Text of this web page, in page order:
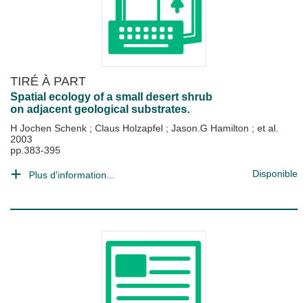
TIRÉ À PART
Spatial ecology of a small desert shrub
on adjacent geological substrates.
H Jochen Schenk ; Claus Holzapfel ; Jason.G Hamilton ; et al.
2003
pp.383-395
Plus d'information... Disponible